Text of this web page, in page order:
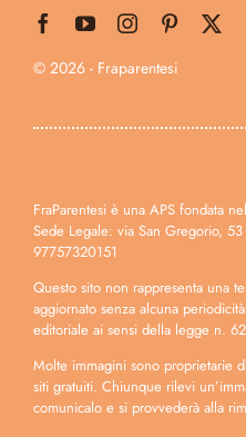
© 2026 - Fraparentesi
FraParentesi è una APS fondata
Sede Legale: via San Gregorio,
97757320151
Questo sito non rappresenta una
aggiornato senza alcuna
editoriale ai sensi della legge n.
Molte immagini sono proprietarie
siti gratuiti. Chiunque rilevi
comunicalo e si provvederà alla